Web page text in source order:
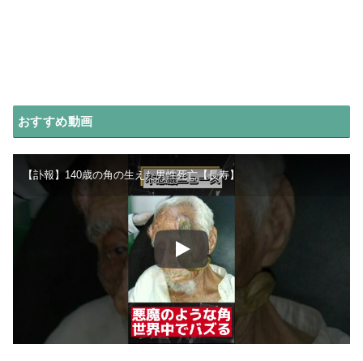
おすすめ動画
【訃報】140歳の角の生えた男性死亡【長寿】